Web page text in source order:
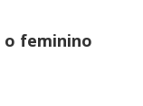
o feminino